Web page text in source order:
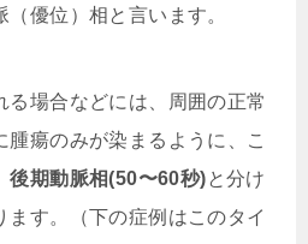
優位）相と言います。
る場合などには、周囲の正常
腫瘍のみが染まるように、こ
後期動脈相(50〜60秒)と分け
ます。（下の症例はこのタイ